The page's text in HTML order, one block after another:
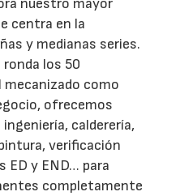
nuestro mayor
centra en la
y medianas series.
ronda los 50
mecanizado como
ofrecemos
calderería,
verificación
ED y END… para
completamente